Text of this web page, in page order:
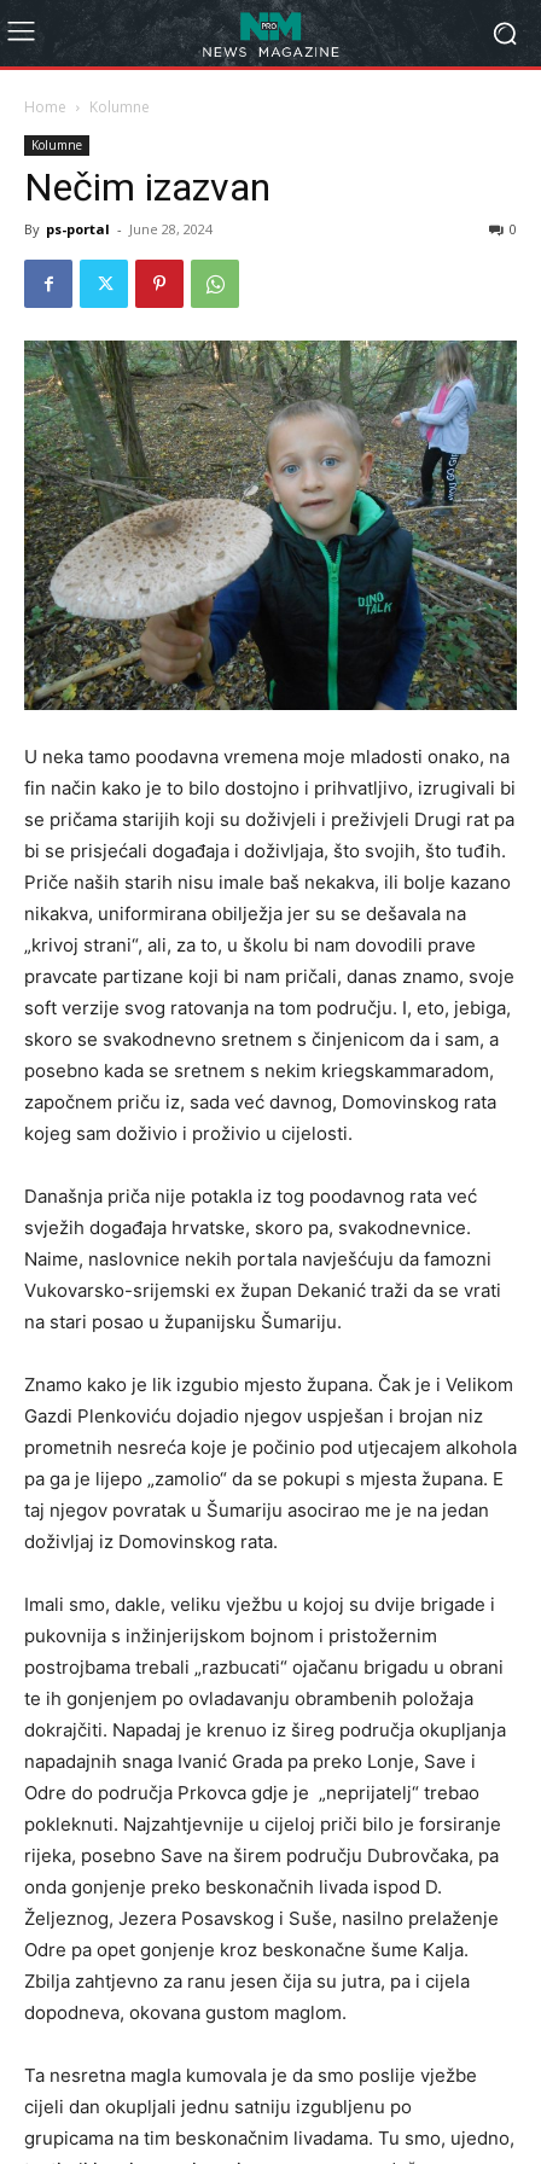
Home Kolumne
Kolumne
Nečim izazvan
By ps-portal - June 28, 2024 0
U neka tamo poodavna vremena moje mladosti onako, na
fin način kako je to bilo dostojno i prihvatljivo, izrugivali bi
se pričama starijih koji su doživjeli i preživjeli Drugi rat pa
bi se prisjećali događaja i doživljaja, što svojih, što tuđih.
Priče naših starih nisu imale baš nekakva, ili bolje kazano
nikakva, uniformirana obilježja jer su se dešavala na
„krivoj strani“, ali, za to, u školu bi nam dovodili prave
pravcate partizane koji bi nam pričali, danas znamo, svoje
soft verzije svog ratovanja na tom području. I, eto, jebiga,
skoro se svakodnevno sretnem s činjenicom da i sam, a
posebno kada se sretnem s nekim kriegskammaradom,
započnem priču iz, sada već davnog, Domovinskog rata
kojeg sam doživio i proživio u cijelosti.
Današnja priča nije potakla iz tog poodavnog rata već
svježih događaja hrvatske, skoro pa, svakodnevnice.
Naime, naslovnice nekih portala navješćuju da famozni
Vukovarsko-srijemski ex župan Dekanić traži da se vrati
na stari posao u županijsku Šumariju.
Znamo kako je lik izgubio mjesto župana. Čak je i Velikom
Gazdi Plenkoviću dojadio njegov uspješan i brojan niz
prometnih nesreća koje je počinio pod utjecajem alkohola
pa ga je lijepo „zamolio“ da se pokupi s mjesta župana. E
taj njegov povratak u Šumariju asocirao me je na jedan
doživljaj iz Domovinskog rata.
Imali smo, dakle, veliku vježbu u kojoj su dvije brigade i
pukovnija s inžinjerijskom bojnom i pristožernim
postrojbama trebali „razbucati“ ojačanu brigadu u obrani
te ih gonjenjem po ovladavanju obrambenih položaja
dokrajčiti. Napadaj je krenuo iz šireg područja okupljanja
napadajnih snaga Ivanić Grada pa preko Lonje, Save i
Odre do područja Prkovca gdje je „neprijatelj“ trebao
pokleknuti. Najzahtjevnije u cijeloj priči bilo je forsiranje
rijeka, posebno Save na širem području Dubrovčaka, pa
onda gonjenje preko beskonačnih livada ispod D.
Željeznog, Jezera Posavskog i Suše, nasilno prelaženje
Odre pa opet gonjenje kroz beskonačne šume Kalja.
Zbilja zahtjevno za ranu jesen čija su jutra, pa i cijela
dopodneva, okovana gustom maglom.
Ta nesretna magla kumovala je da smo poslije vježbe
cijeli dan okupljali jednu satniju izgubljenu po
grupicama na tim beskonačnim livadama. Tu smo, ujedno,